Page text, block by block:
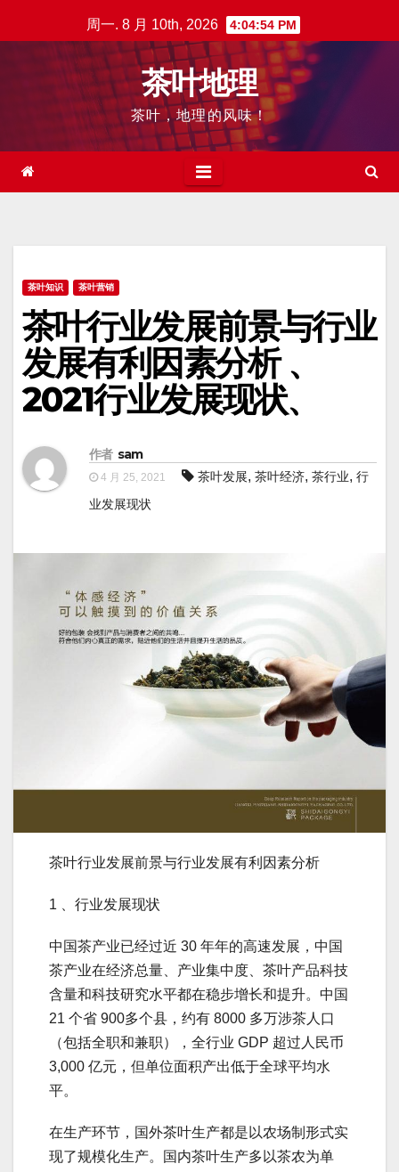
至
周一. 8 月 10th, 2026 4:04:56 PM
茶叶地理
茶叶，地理的风味！
茶叶知识 茶叶营销
茶叶行业发展前景与行业
发展有利因素分析 、
2021行业发展现状、
作者 sam
4 月 25, 2021 茶叶发展, 茶叶经济, 茶行业, 行
业发展现状
茶叶行业发展前景与行业发展有利因素分析
1 、行业发展现状
中国茶产业已经过近 30 年年的高速发展，中国
茶产业在经济总量、产业集中度、茶叶产品科技
含量和科技研究水平都在稳步增长和提升。中国
21 个省 900多个县，约有 8000 多万涉茶人口
（包括全职和兼职），全行业 GDP 超过人民币
3,000 亿元，但单位面积产出低于全球平均水
平。
在生产环节，国外茶叶生产都是以农场制形式实
现了规模化生产。国内茶叶生产多以茶农为单